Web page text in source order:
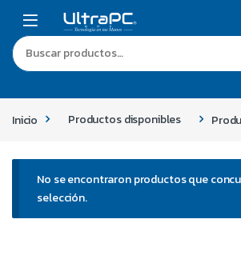
Inicio Productos disponibles
No se encontraron productos que
selección.